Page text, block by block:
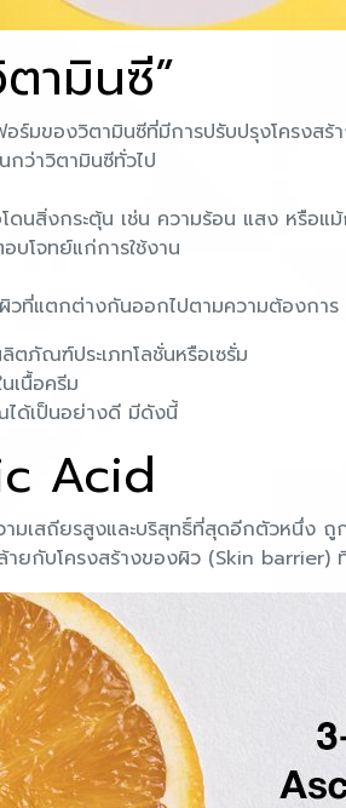
ามินซี”
ของวิตามินซีที่มีการปรับปรุงโครงสร้
กว่าวิตามินซีทั่วไป
ดนสิ่งกระตุ้น เช่น ความร้อน แสง หรือ
บโจทย์แก่การใช้งาน
วที่แตกต่างกันออกไปตามความต้องการ
ตภัณฑ์ประเภทโลชั่นหรือเซรั่ม
เนื้อครีม
ได้เป็นอย่างดี มีดังนี้
Acid
สถียรสูงและบริสุทธิ์ที่สุดอีกตัวหนึ่ง ถู
ยกับโครงสร้างของผิว (Skin